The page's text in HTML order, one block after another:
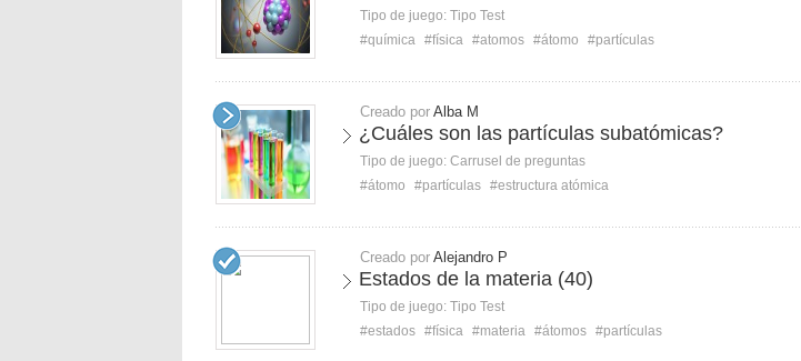
Tipo de juego: Tipo Test
#química #física #atomos #átomo #partículas
Creado por Alba M
¿Cuáles son las partículas subatómicas?
Tipo de juego: Carrusel de preguntas
#átomo
#partículas #estructura atómica
Creado por Alejandro P
Estados de la materia (40)
Tipo de juego: Tipo Test
#estados #física #materia #átomos #partículas